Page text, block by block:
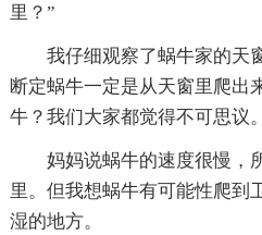
里？”
我仔细观察了蜗牛家的天
断定蜗牛一定是从天窗里爬出
牛？我们大家都觉得不可思议。
妈妈说蜗牛的速度很慢，
里。但我想蜗牛有可能性爬到
湿的地方。